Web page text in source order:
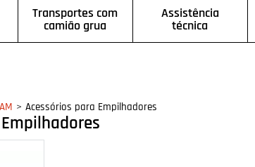
Transportes com
camião grua
Assistência
técnica
> Acessórios para Empilhadores